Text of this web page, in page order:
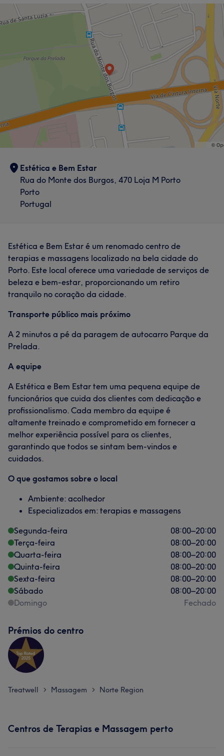
Tratamento Facial Tratamento Corporal
Tratamento de unhas
Estética e Bem Estar
Rua do Monte dos Burgos, 470 Loja M Porto
Porto
Portugal
Estética e Bem Estar é um renomado centro de
terapias e massagens localizado na bela cidade do
Porto. Este local oferece uma variedade de serviços de
beleza e bem-estar, proporcionando um retiro
tranquilo no coração da cidade.
Transporte público mais próximo
A 2 minutos a pé da paragem de autocarro Parque da
Prelada.
A equipe
A Estética e Bem Estar tem uma pequena equipe de
funcionários que cuida dos clientes com dedicação e
profissionalismo. Cada membro da equipe é
altamente treinado e comprometido em fornecer a
melhor experiência possível para os clientes,
garantindo que todos se sintam bem-vindos e
cuidados.
O que gostamos sobre o local
Ambiente: acolhedor
Especializados em: terapias e massagens
Segunda-feira
08:00–20:00
Terça-feira
08:00–20:00
Quarta-feira
08:00–20:00
Quinta-feira
08:00–20:00
Sexta-feira
08:00–20:00
Sábado
08:00–20:00
Domingo
Fechado
Prémios do centro
Treatwell > Massagem > Norte Region
Centros de Terapias e Massagem perto